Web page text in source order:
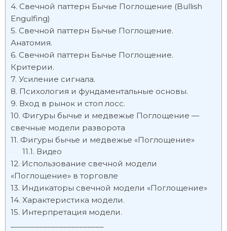
Свечной паттерн Бычье Поглощение (Bullish
Engulfing)
Свечной паттерн Бычье Поглощение.
Анатомия.
Свечной паттерн Бычье Поглощение.
Критерии.
Усиление сигнала.
Психология и фундаментальные основы.
Вход в рынок и стоп лосс.
Фигуры бычье и медвежье Поглощение —
свечные модели разворота
Фигуры бычье и медвежье «Поглощение»
Видео
Использование свечной модели
«Поглощение» в торговле
Индикаторы свечной модели «Поглощение»
Характеристика модели.
Интерпретация модели.